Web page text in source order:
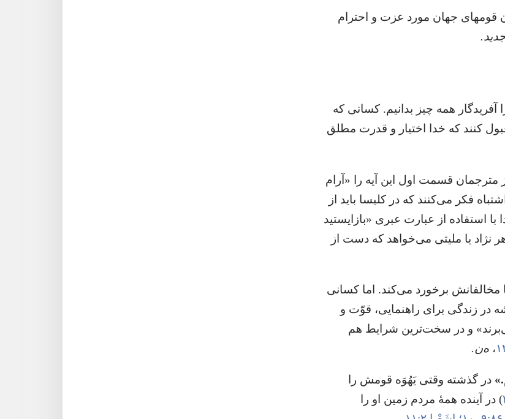
قومهای جهان مورد عزت و احترام
آفریدگار همه چیز بدانیم.‏ کسانی که
کنند که خدا اختیار و قدرت مطلق
مترجمان قسمت اول این آیه را «آرام
فکر می‌کنند که در کلیسا باید از
با استفاده از عبارت عبری «بازایستید
نژاد یا ملیتی می‌خواهد که دست از
مخالفانش برخورد می‌کند.‏ اما کسانی
در زندگی برای راهنمایی،‏ قوّت و
و در سخت‌ترین شرایط هم
‏،‏ ه‌ن.‏
در گذشته وقتی یَهُوَه قومش را
‏)‏ در آینده همهٔ مردم زمین او را